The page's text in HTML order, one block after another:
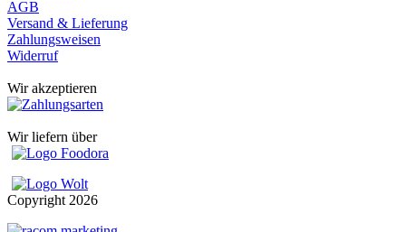
AGB
Versand & Lieferung
Zahlungsweisen
Widerruf
Wir akzeptieren
Wir liefern über
Copyright 2026